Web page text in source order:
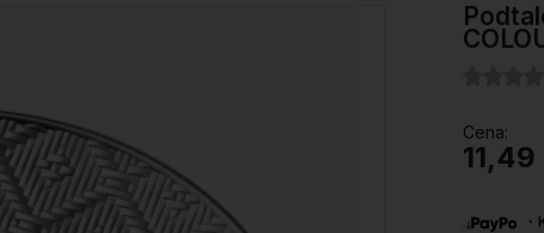
Cena:
11,49